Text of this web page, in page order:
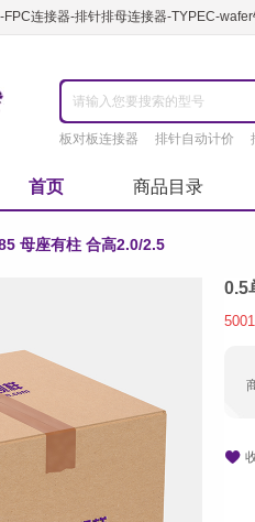
连接器-排针排母连接器-TYPEC-
板对板连接器 排针自动计价
首页 商品目录
母座有柱 合高2.0/2.5
0.5
